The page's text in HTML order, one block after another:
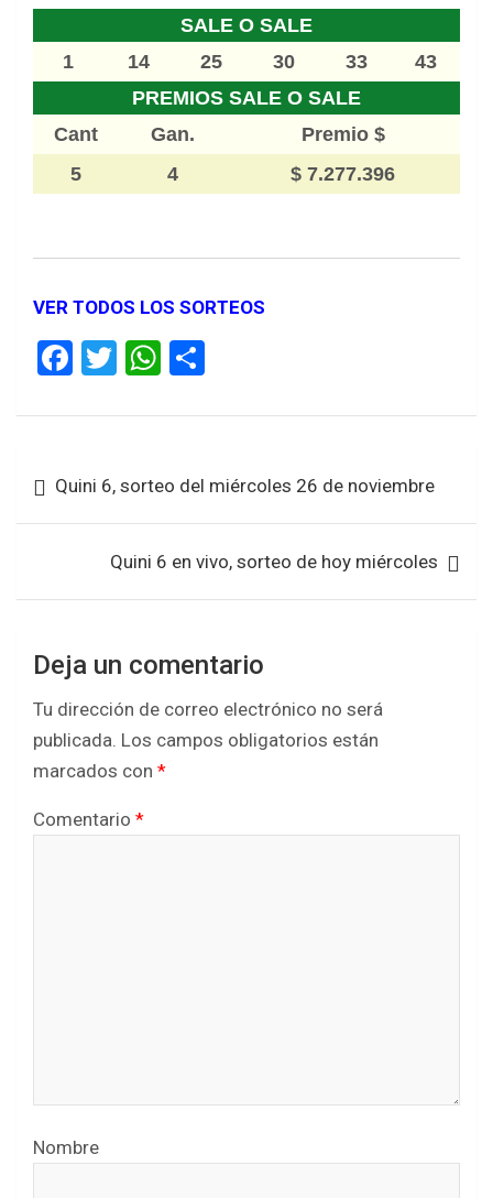
SALE O SALE
1
14 25 30 33
43
PREMIOS SALE O SALE
Cant
Gan.
Premio $
5
4 $ 7.277.396
VER TODOS LOS SORTEOS
F
ce
o
o
T
tt
W
at
A
p
p
ar
de
entradas
Quini 6, sorteo del miércoles 26 de noviembre
Quini 6 en vivo, sorteo de hoy miércoles
Deja un comentario
Tu dirección de correo electrónico no será
publicada. Los campos obligatorios están
marcados con *
Comentario *
Nombre